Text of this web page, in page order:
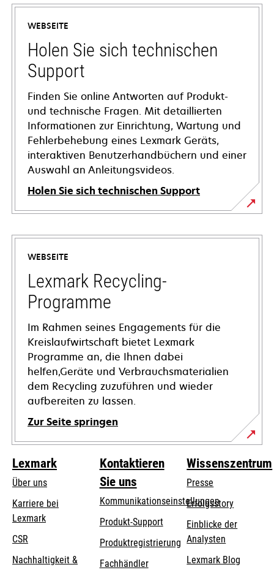
WEBSEITE
Holen Sie sich technischen
Support
Finden Sie online Antworten auf Produkt-
und technische Fragen. Mit detaillierten
Informationen zur Einrichtung, Wartung und
Fehlerbehebung eines Lexmark Geräts,
interaktiven Benutzerhandbüchern und einer
Auswahl an Anleitungsvideos.
Holen Sie sich technischen Support
wird
in
neuen
Registerkarte
geöffnet
WEBSEITE
Lexmark Recycling-
Programme
Im Rahmen seines Engagements für die
Kreislaufwirtschaft bietet Lexmark
Programme an, die Ihnen dabei
helfen,Geräte und Verbrauchsmaterialien
dem Recycling zuzuführen und wieder
aufbereiten zu lassen.
Zur Seite springen
Lexmark
Über uns
Karriere bei
Lexmark
CSR
Nachhaltigkeit &
Kontaktieren
Sie uns
Kommunikationseinstellungen
wird
in
einer
neuen
Produkt-Supportwird
einer
neuen
Produktregistrierung
Fachhändler
Wissenszentrum
Presse
Erfolgsstory
Einblicke der
Analysten
Lexmark Blog